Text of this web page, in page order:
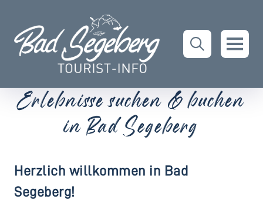
Erlebnisse suchen & buchen
in Bad Segeberg
Herzlich willkommen in Bad
Segeberg!